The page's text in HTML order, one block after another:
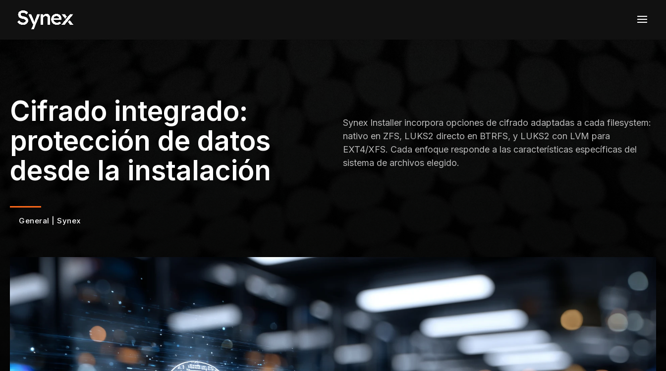
Cifrado integrado:
protección de datos
desde la instalación
General Synex
Synex Installer incorpora opciones de cifrado adaptadas a cada filesystem:
nativo en ZFS, LUKS2 directo en BTRFS, y LUKS2 con LVM para
EXT4/XFS. Cada enfoque responde a las características específicas del
sistema de archivos elegido.